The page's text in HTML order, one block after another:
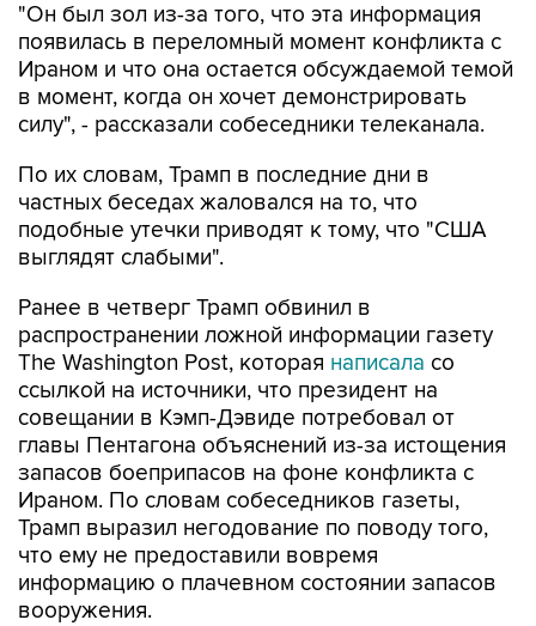
"Он был зол из-за того, что эта информация
появилась в переломный момент конфликта с
Ираном и что она остается обсуждаемой темой
в момент, когда он хочет демонстрировать
силу", - рассказали собеседники телеканала.
По их словам, Трамп в последние дни в
частных беседах жаловался на то, что
подобные утечки приводят к тому, что "США
выглядят слабыми".
Ранее в четверг Трамп обвинил в
распространении ложной информации газету
The Washington Post, которая написала со
ссылкой на источники, что президент на
совещании в Кэмп-Дэвиде потребовал от
главы Пентагона объяснений из-за истощения
запасов боеприпасов на фоне конфликта с
Ираном. По словам собеседников газеты,
Трамп выразил негодование по поводу того,
что ему не предоставили вовремя
информацию о плачевном состоянии запасов
вооружения.